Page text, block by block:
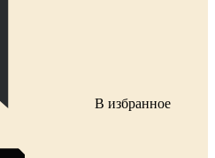
В избранное